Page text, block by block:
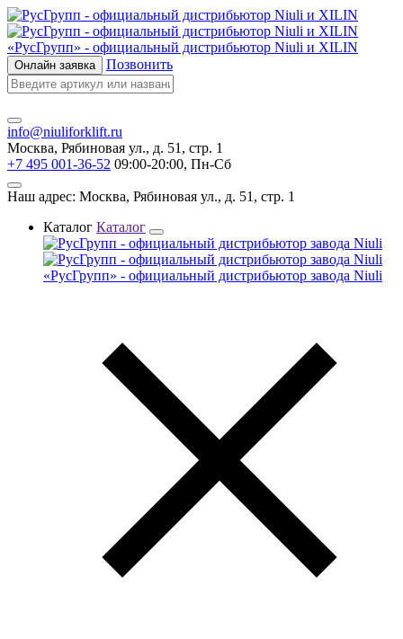
«РусГрупп» - официальный диcтрибьютор Niuli и XILIN
Онлайн заявка Позвонить
info@niuliforklift.ru
Москва, Рябиновая ул., д. 51, стр. 1
+7 495 001-36-52 09:00-20:00, Пн-Сб
Наш адрес: Москва, Рябиновая ул., д. 51, стр. 1
Каталог Каталог
«РусГрупп» - официальный диcтрибьютор завода Niuli